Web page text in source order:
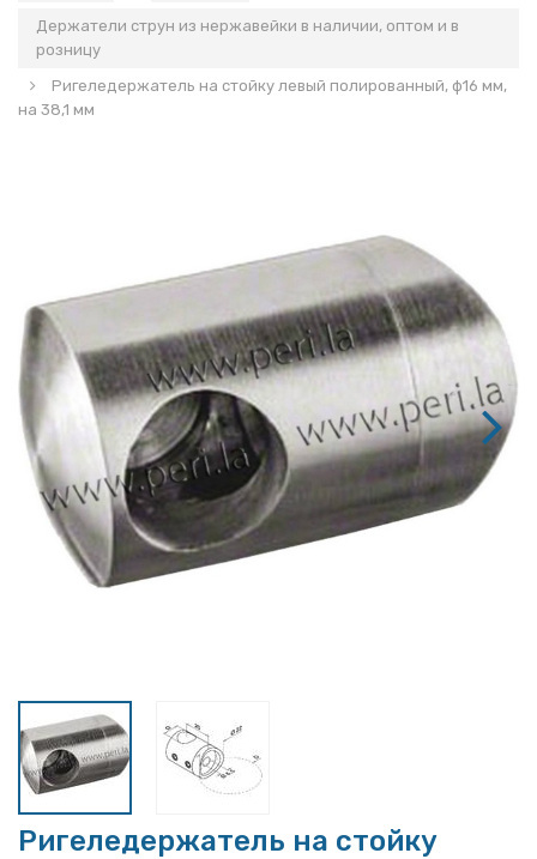
Держатели струн из нержавейки в наличии, оптом и в
розницу
Ригеледержатель на стойку левый полированный, ф16 мм,
на 38,1 мм
Ригеледержатель на стойку